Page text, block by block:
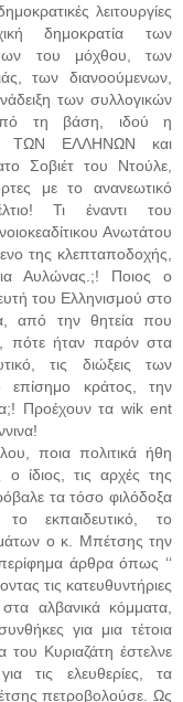
λειτουργίες
δημοκρατία των
του μόχθου, των
των διανοούμενων,
των συλλογικών
τη βάση, ιδού η
ΤΩΝ ΕΛΛΗΝΩΝ και
Σοβιέτ του Ντούλε,
με το ανανεωτικό
Τι έναντι του
Ανωτάτου
της κλεπταποδοχής,
Αυλώνας.;! Ποιος ο
του Ελληνισμού στο
από την θητεία που
πότε ήταν παρόν στα
τις διώξεις των
κράτος, την
Προέχουν τα wik ent
ποια πολιτικά ήθη
ίδιος, τις αρχές της
τα τόσο φιλόδοξα
εκπαιδευτικό, το
ο κ. Μπέτσης την
άρθρα όπως ‘‘
τις κατευθυντήριες
αλβανικά κόμματα,
για μια τέτοια
Κυριαζάτη έστελνε
τις ελευθερίες, τα
πετροβολούσε. Ως